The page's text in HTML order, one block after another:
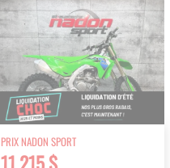
PRIX NADON SPORT